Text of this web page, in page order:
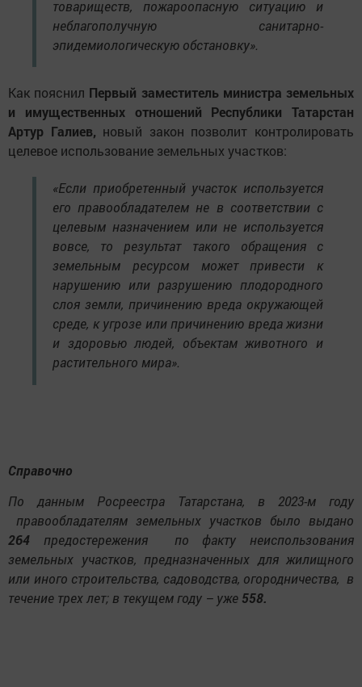
товариществ, пожароопасную ситуацию и
неблагополучную санитарно-
эпидемиологическую обстановку».
Как пояснил Первый заместитель министра земельных
и имущественных отношений Республики Татарстан
Артур Галиев, новый закон позволит контролировать
целевое использование земельных участков:
«Если приобретенный участок используется
его правообладателем не в соответствии с
целевым назначением или не используется
вовсе, то результат такого обращения с
земельным ресурсом может привести к
нарушению или разрушению плодородного
слоя земли, причинению вреда окружающей
среде, к угрозе или причинению вреда жизни
и здоровью людей, объектам животного и
растительного мира».
Справочно
По данным Росреестра Татарстана, в 2023-м году
правообладателям земельных участков было выдано
264 предостережения по факту неиспользования
земельных участков, предназначенных для жилищного
или иного строительства, садоводства, огородничества, в
течение трех лет; в текущем году – уже 558.